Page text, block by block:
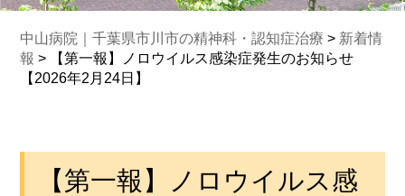
中山病院｜千葉県市川市の精神科・認知症治療 > 新着情
報 >
【第一報】ノロウイルス感染症発生のお知らせ
【2026年2月24日】
【第一報】ノロウイルス感